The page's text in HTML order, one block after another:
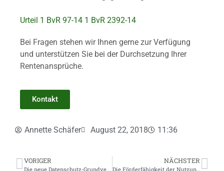
Urteil 1 BvR 97-14 1 BvR 2392-14
Bei Fragen stehen wir Ihnen gerne zur Verfügung
und unterstützen Sie bei der Durchsetzung Ihrer
Rentenansprüche.
Kontakt
Annette Schäfer August 22, 2018 11:36
VORIGER NÄCHSTER